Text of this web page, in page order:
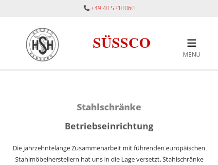
 +49 40 5310060
SÜSSCO
MENU
Stahlschränke
Betriebseinrichtung
Die jahrzehntelange Zusammenarbeit mit führenden europäischen
Stahlmöbelherstellern hat uns in die Lage versetzt, Stahlschränke